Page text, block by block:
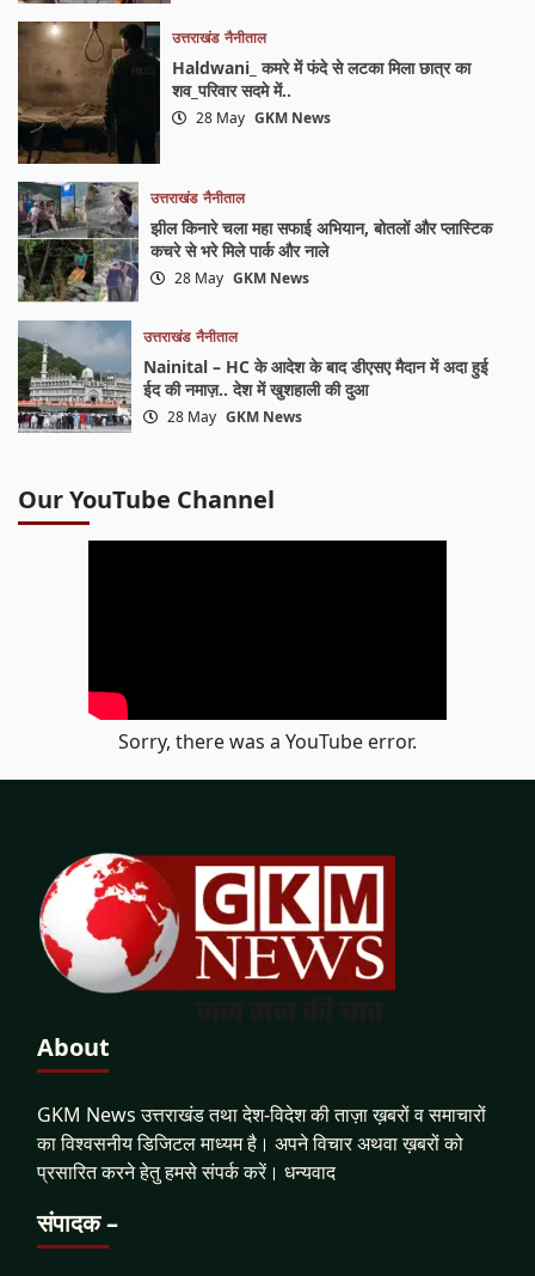
उत्तराखंड नैनीताल
Haldwani_ कमरे में फंदे से लटका मिला छात्र का
शव_परिवार सदमे में..
28 May GKM News
उत्तराखंड नैनीताल
झील किनारे चला महा सफाई अभियान, बोतलों और प्लास्टिक
कचरे से भरे मिले पार्क और नाले
28 May GKM News
उत्तराखंड नैनीताल
Nainital – HC के आदेश के बाद डीएसए मैदान में अदा हुई
ईद की नमाज़.. देश में खुशहाली की दुआ
28 May GKM News
Our YouTube Channel
Sorry, there was a YouTube error.
About
GKM News उत्तराखंड तथा देश-विदेश की ताज़ा ख़बरों व समाचारों
का विश्वसनीय डिजिटल माध्यम है। अपने विचार अथवा ख़बरों को
प्रसारित करने हेतु हमसे संपर्क करें। धन्यवाद
संपादक –